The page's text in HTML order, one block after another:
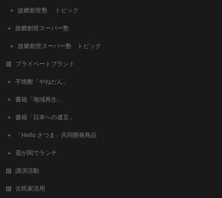
故郷創世塾 トピック
故郷創世スーパー塾
故郷創世スーパー塾 トピック
プライベートブランド
芋焼酎「やねだん」
書籍「地域再生」
書籍「日本への遺言」
「Hello さつま」共同開発商品
霞が関でランチ
講演活動
古民家活用